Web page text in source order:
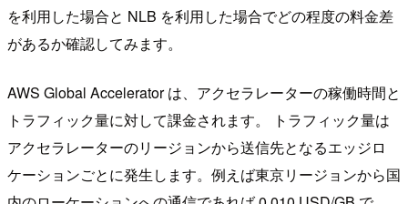
を利用した場合と NLB を利用した場合でどの程度の料金差
があるか確認してみます。
AWS Global Accelerator は、アクセラレーターの稼働時間と
トラフィック量に対して課金されます。 トラフィック量は
アクセラレーターのリージョンから送信先となるエッジロ
ケーションごとに発生します。例えば東京リージョンから国